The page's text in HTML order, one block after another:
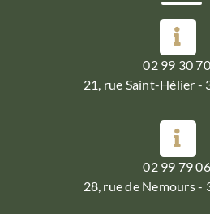
02 99 30
21, rue Saint-Hélier -
02 99 79
28, rue de Nemours -